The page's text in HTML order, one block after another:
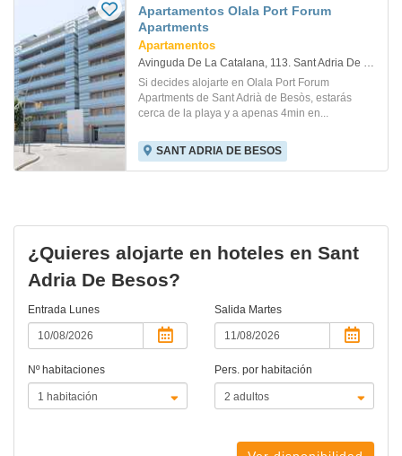
Apartamentos Olala Port Forum
Apartments
Apartamentos
Avinguda De La Catalana, 113. Sant Adria De Besos
Si decides alojarte en Olala Port Forum
Apartments de Sant Adrià de Besòs, estarás
cerca de la playa y a apenas 4min en...
SANT ADRIA DE BESOS
¿Quieres alojarte en hoteles en Sant
Adria De Besos?
Entrada Lunes Salida Martes
Nº habitaciones Pers. por habitación